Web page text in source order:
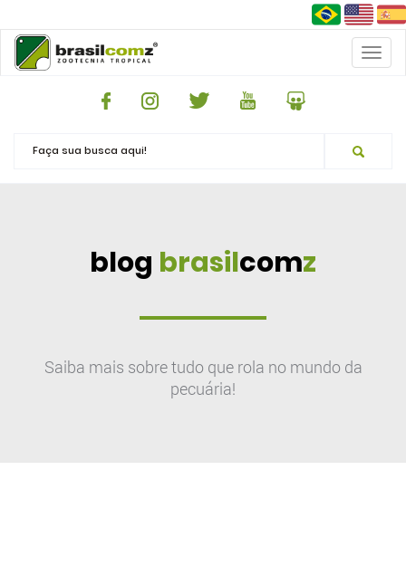
blog brasilcomz
Saiba mais sobre tudo que rola no mundo da
pecuária!